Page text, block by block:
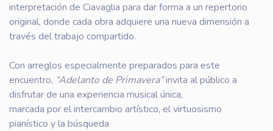
interpretación de Ciavaglia para dar forma a un repertorio
original, donde cada obra adquiere una nueva dimensión a
través del trabajo compartido.
Con arreglos especialmente preparados para este
encuentro, “Adelanto de Primavera”invita al público a
disfrutar de una experiencia musical única,
marcada por el intercambio artístico, el virtuosismo
pianístico y la búsqueda